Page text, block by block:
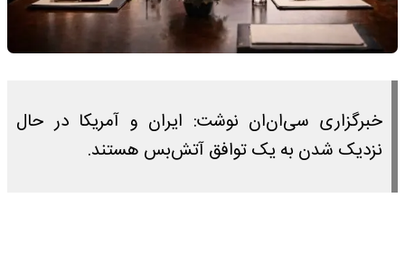
خبرگزاری سی‌ان‌ان نوشت: ایران و آمریکا در حال
نزدیک شدن به یک توافق آتش‌بس هستند.